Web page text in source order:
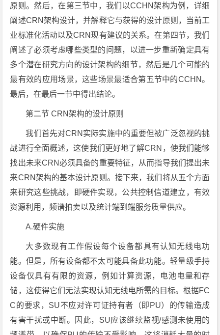
原则。然后，在第三节中，我们以CCHN架构为例，详细
阐述CRN架构设计，并解释它与获得的设计原则，当前工
业标准化活动以及CRN现有建议的关系。在第四节，我们
阐述了必须考虑哪些类型的问题，以进一步重新确定具有
多个潜在研究方向的设计架构的细节，然后是几个可能的
最有效的应用场景，这些场景最适合第五节中的CCHN。
最后，在最后一节中得出结论。
第二节 CRN架构的设计原则
我们首先对CRN实际实施中的重要但被广泛忽视的挑
战进行全面概述，这使我们更好地了解CRN，使我们能够
找出未来CRN必须具备的重要特征，从而指导我们提出未
来CRN架构的基本设计原则。接下来，我们将从五个方面
来研究这些挑战，即硬件实现，公共控制信道建立，有效
资源利用，频谱拍卖以及统计端到端服务质量供应。
A.硬件实施
大多数现有工作假设每个设备都具有认知无线电功
能。但是，所有设备都不太可能具备此功能。轻量级手持
设备仅具有有限的资源，例如计算资源，电池电量和存
储，这使得它们无法实现认知无线电所需的目标。根据FC
C的要求，SU不应对许可证持有者（即PU）的传输造成
有害干扰或中断。因此，SU应该继续监视/感测未使用的